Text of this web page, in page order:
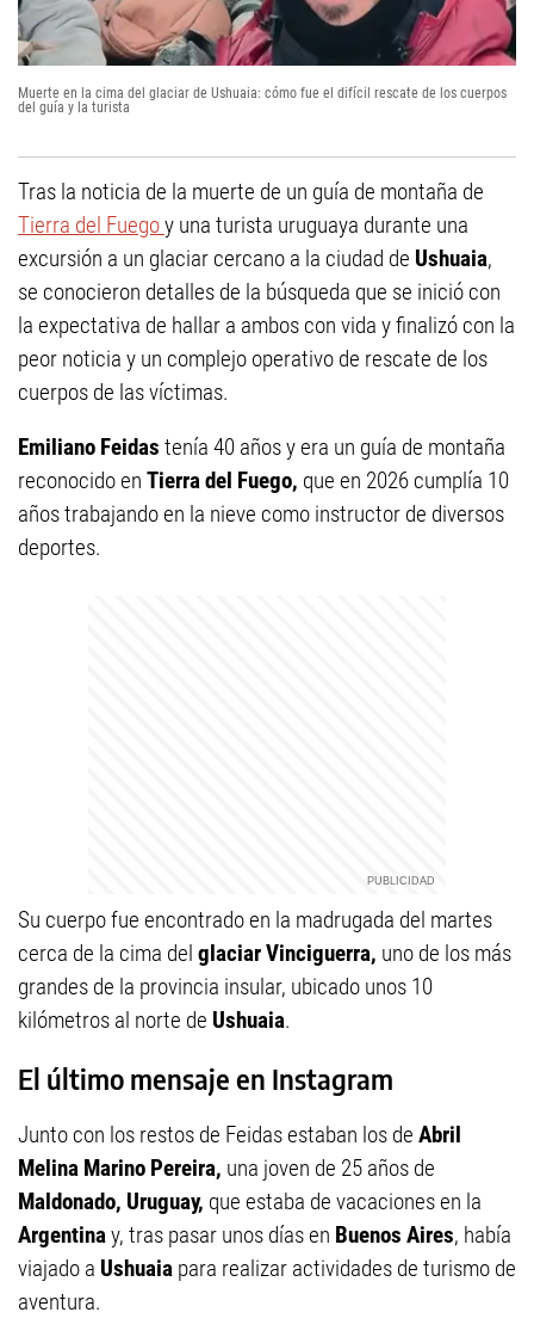
Muerte en la cima del glaciar de Ushuaia: cómo fue el difícil rescate de los cuerpos
del guía y la turista
Tras la noticia de la muerte de un guía de montaña de
Tierra del Fuegoy una turista uruguaya durante una
excursión a un glaciar cercano a la ciudad de Ushuaia,
se conocieron detalles de la búsqueda que se inició con
la expectativa de hallar a ambos con vida y finalizó con la
peor noticia y un complejo operativo de rescate de los
cuerpos de las víctimas.
Emiliano Feidas tenía 40 años y era un guía de montaña
reconocido en Tierra del Fuego, que en 2026 cumplía 10
años trabajando en la nieve como instructor de diversos
deportes.
Su cuerpo fue encontrado en la madrugada del martes
cerca de la cima del glaciar Vinciguerra, uno de los más
grandes de la provincia insular, ubicado unos 10
kilómetros al norte de Ushuaia.
El último mensaje en Instagram
Junto con los restos de Feidas estaban los de Abril
Melina Marino Pereira, una joven de 25 años de
Maldonado, Uruguay, que estaba de vacaciones en la
Argentinay, tras pasar unos días en Buenos Aires, había
viajado a Ushuaia para realizar actividades de turismo de
aventura.